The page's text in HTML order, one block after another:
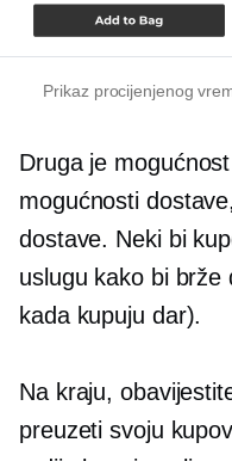
Prikaz procijenjenog
Druga je
mogućnosti
dostave. Neki bi
uslugu kako bi brže
kada kupuju dar).
Na kraju,
preuzeti svoju